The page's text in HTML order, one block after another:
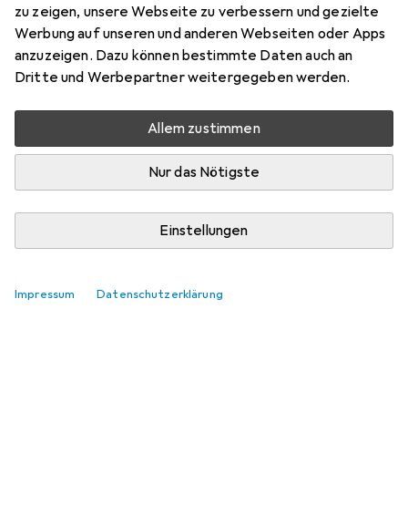
zu zeigen, unsere Webseite zu verbessern und gezielte
Werbung auf unseren und anderen Webseiten oder Apps
anzuzeigen. Dazu können bestimmte Daten auch an
Dritte und Werbepartner weitergegeben werden.
Allem zustimmen
Nur das Nötigste
Einstellungen
Impressum Datenschutzerklärung
Relevanz
Produktliste
Keine Produkte gefunden